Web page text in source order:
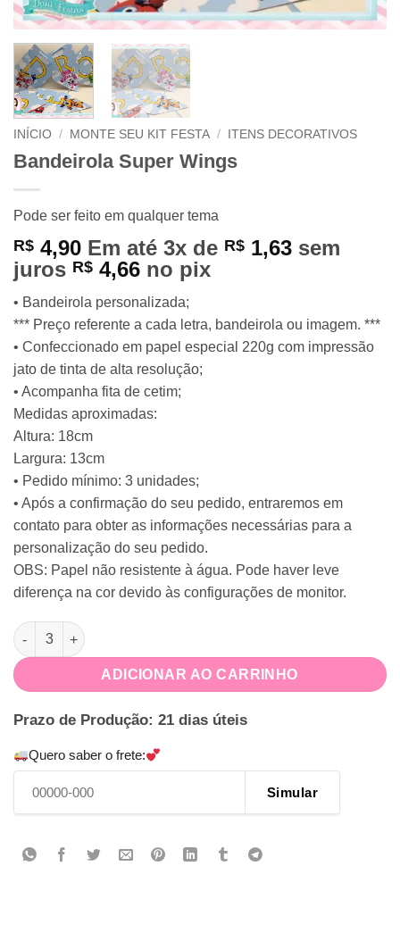
INÍCIO / MONTE SEU KIT FESTA / ITENS DECORATIVOS
Bandeirola Super Wings
Pode ser feito em qualquer tema
R$ 4,90 Em até 3x de R$ 1,63 sem
juros R$ 4,66 no pix
• Bandeirola personalizada;
*** Preço referente a cada letra, bandeirola ou imagem. ***
• Confeccionado em papel especial 220g com impressão
jato de tinta de alta resolução;
• Acompanha fita de cetim;
Medidas aproximadas:
Altura: 18cm
Largura: 13cm
• Pedido mínimo: 3 unidades;
• Após a confirmação do seu pedido, entraremos em
contato para obter as informações necessárias para a
personalização do seu pedido.
OBS: Papel não resistente à água. Pode haver leve
diferença na cor devido às configurações de monitor.
Bandeirola Super Wings quantidade
ADICIONAR AO CARRINHO
Prazo de Produção: 21 dias úteis
Quero saber o frete:
Simular